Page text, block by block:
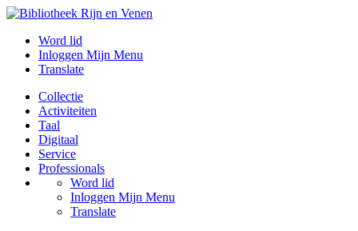
Word lid
Inloggen Mijn Menu
Translate
Collectie
Activiteiten
Taal
Digitaal
Service
Professionals
Word lid
Inloggen Mijn Menu
Translate